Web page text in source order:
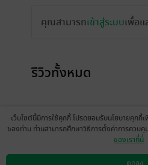
คุณสามารถเข้าสู่ระบบเพื่อ
รีวิวทั้งหมด
เว็บไซต์นี้มีการใช้คุกกี้ โปรดยอมรับนโยบายคุกกี้
ของท่าน ท่านสามารถศึกษาวิธีการตั้งค่าการควบ
ของเราที่นี่
ตกลง